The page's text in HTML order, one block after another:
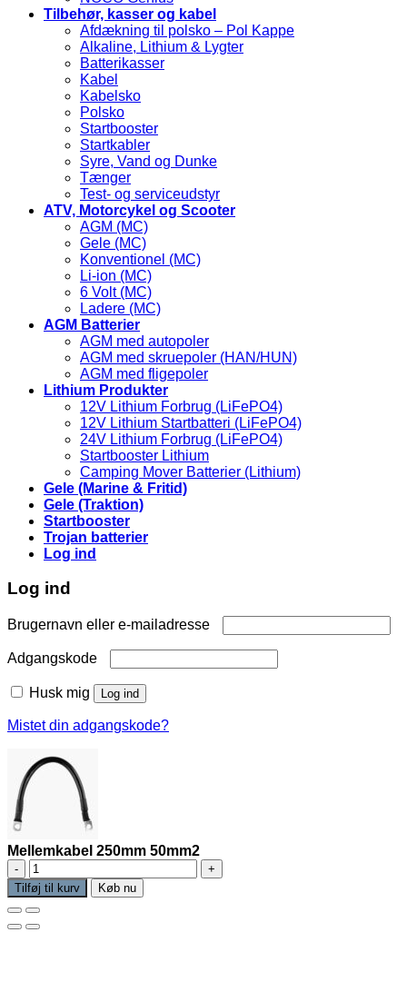
Tilbehør, kasser og kabel
Afdækning til polsko – Pol Kappe
Alkaline, Lithium & Lygter
Batterikasser
Kabel
Kabelsko
Polsko
Startbooster
Startkabler
Syre, Vand og Dunke
Tænger
Test- og serviceudstyr
ATV, Motorcykel og Scooter
AGM (MC)
Gele (MC)
Konventionel (MC)
Li-ion (MC)
6 Volt (MC)
Ladere (MC)
AGM Batterier
AGM med autopoler
AGM med skruepoler (HAN/HUN)
AGM med fligepoler
Lithium Produkter
12V Lithium Forbrug (LiFePO4)
12V Lithium Startbatteri (LiFePO4)
24V Lithium Forbrug (LiFePO4)
Startbooster Lithium
Camping Mover Batterier (Lithium)
Gele (Marine & Fritid)
Gele (Traktion)
Startbooster
Trojan batterier
Log ind
Log ind
Brugernavn eller e-mailadresse
Adgangskode
Husk mig Log ind
Mistet din adgangskode?
Mellemkabel 250mm 50mm2
Mellemkabel
250mm
50mm2
antal
Tilføj til kurv Køb nu